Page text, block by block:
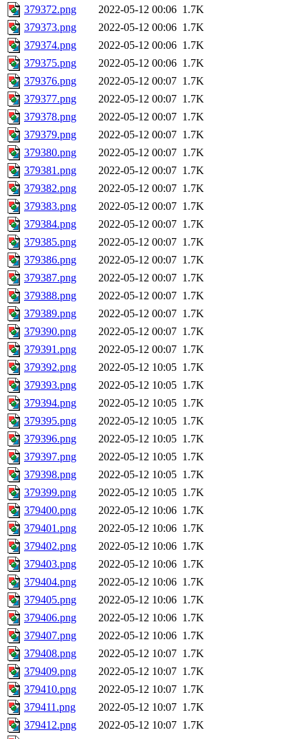
379372.png
2022-05-12 00:06 1.7K
379373.png
2022-05-12 00:06 1.7K
379374.png
2022-05-12 00:06 1.7K
379375.png
2022-05-12 00:06 1.7K
379376.png
2022-05-12 00:07 1.7K
379377.png
2022-05-12 00:07 1.7K
379378.png
2022-05-12 00:07 1.7K
379379.png
2022-05-12 00:07 1.7K
379380.png
2022-05-12 00:07 1.7K
379381.png
2022-05-12 00:07 1.7K
379382.png
2022-05-12 00:07 1.7K
379383.png
2022-05-12 00:07 1.7K
379384.png
2022-05-12 00:07 1.7K
379385.png
2022-05-12 00:07 1.7K
379386.png
2022-05-12 00:07 1.7K
379387.png
2022-05-12 00:07 1.7K
379388.png
2022-05-12 00:07 1.7K
379389.png
2022-05-12 00:07 1.7K
379390.png
2022-05-12 00:07 1.7K
379391.png
2022-05-12 00:07 1.7K
379392.png
2022-05-12 10:05 1.7K
379393.png
2022-05-12 10:05 1.7K
379394.png
2022-05-12 10:05 1.7K
379395.png
2022-05-12 10:05 1.7K
379396.png
2022-05-12 10:05 1.7K
379397.png
2022-05-12 10:05 1.7K
379398.png
2022-05-12 10:05 1.7K
379399.png
2022-05-12 10:05 1.7K
379400.png
2022-05-12 10:06 1.7K
379401.png
2022-05-12 10:06 1.7K
379402.png
2022-05-12 10:06 1.7K
379403.png
2022-05-12 10:06 1.7K
379404.png
2022-05-12 10:06 1.7K
379405.png
2022-05-12 10:06 1.7K
379406.png
2022-05-12 10:06 1.7K
379407.png
2022-05-12 10:06 1.7K
379408.png
2022-05-12 10:07 1.7K
379409.png
2022-05-12 10:07 1.7K
379410.png
2022-05-12 10:07 1.7K
379411.png
2022-05-12 10:07 1.7K
379412.png
2022-05-12 10:07 1.7K